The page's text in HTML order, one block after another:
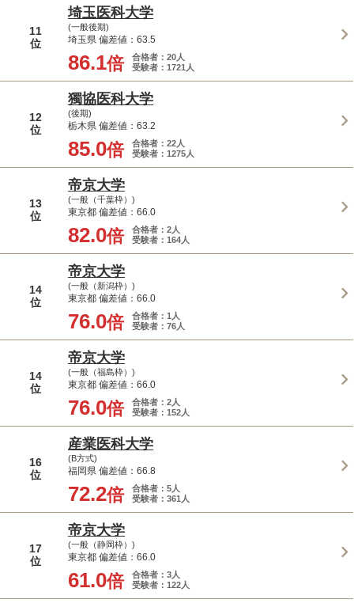
11
位
埼玉医科大学
(一般後期)
埼玉県 偏差値：63.5
86.1倍
合格者：20人
受験者：1721人
12
位
獨協医科大学
(後期)
栃木県 偏差値：63.2
85.0倍
合格者：22人
受験者：1275人
13
位
帝京大学
(一般（千葉枠）)
東京都 偏差値：66.0
82.0倍
合格者：2人
受験者：164人
14
位
帝京大学
(一般（新潟枠）)
東京都 偏差値：66.0
76.0倍
合格者：1人
受験者：76人
14
位
帝京大学
(一般（福島枠）)
東京都 偏差値：66.0
76.0倍
合格者：2人
受験者：152人
16
位
産業医科大学
(B方式)
福岡県 偏差値：66.8
72.2倍
合格者：5人
受験者：361人
17
位
帝京大学
(一般（静岡枠）)
東京都 偏差値：66.0
61.0倍
合格者：3人
受験者：122人